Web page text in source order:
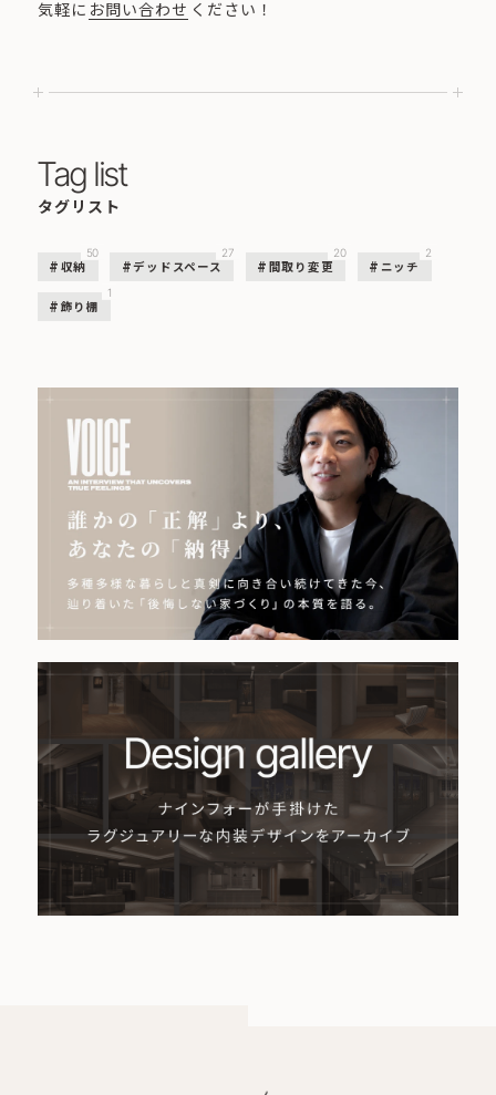
気軽に お問い合わせ ください！
Tag list
タグリスト
収納
50
デッドスペース
27
間取り変更
20
ニッチ
2
飾り棚
1